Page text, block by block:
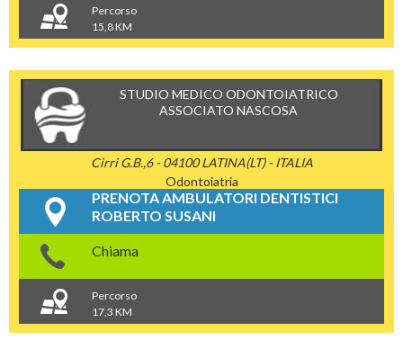
Percorso
15,8 KM
STUDIO MEDICO ODONTOIATRICO
ASSOCIATO NASCOSA
Cirri G.B.,6 - 04100 LATINA(LT) - ITALIA
Odontoiatria
PRENOTA AMBULATORI DENTISTICI
ROBERTO SUSANI
Chiama
Percorso
17,3 KM